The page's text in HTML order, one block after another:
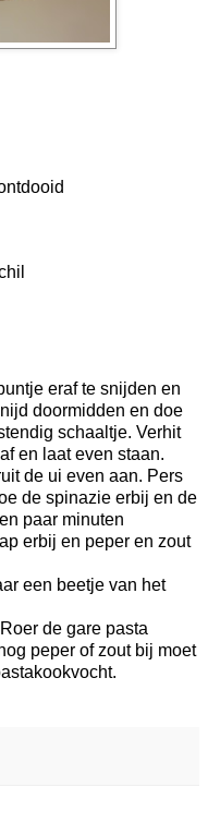
eraf te snijden en
doormidden en doe
schaaltje. Verhit
en laat even staan.
de ui even aan. Pers
de spinazie erbij en de
paar minuten
erbij en peper en zout
een beetje van het
de gare pasta
peper of zout bij moet